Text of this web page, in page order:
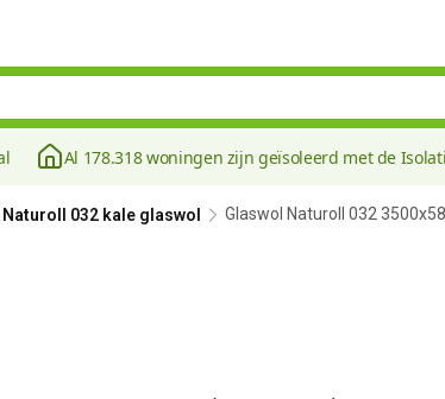
Al 178.318 woningen zijn geïsoleerd met de
Naturoll 032 kale glaswol Glaswol Naturoll 032